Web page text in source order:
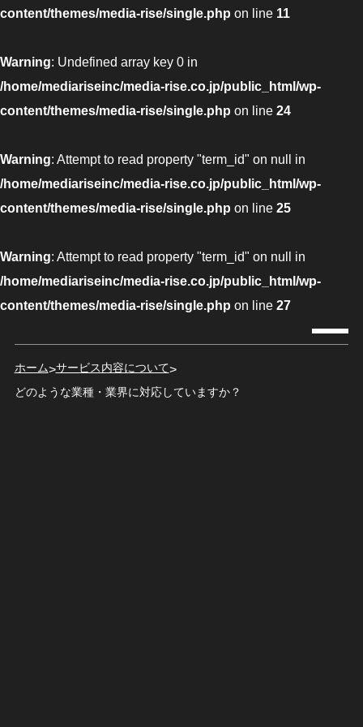
content/themes/media-rise/single.php on line 11
Warning: Undefined array key 0 in
/home/mediariseinc/media-rise.co.jp/public_html/wp-
content/themes/media-rise/single.php on line 24
Warning: Attempt to read property "term_id" on null in
/home/mediariseinc/media-rise.co.jp/public_html/wp-
content/themes/media-rise/single.php on line 25
Warning: Attempt to read property "term_id" on null in
/home/mediariseinc/media-rise.co.jp/public_html/wp-
content/themes/media-rise/single.php on line 27
ホーム>サービス内容について>
どのような業種・業界に対応していますか？